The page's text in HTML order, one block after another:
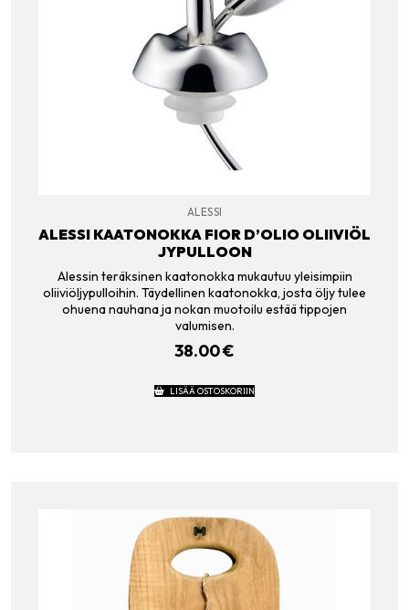
ALESSI
ALESSI KAATONOKKA FIOR D’OLIO OLIIVIÖL
JYPULLOON
Alessin teräksinen kaatonokka mukautuu yleisimpiin
oliiviöljypulloihin. Täydellinen kaatonokka, josta öljy tulee
ohuena nauhana ja nokan muotoilu estää tippojen
valumisen.
38.00€
LISÄÄ OSTOSKORIIN